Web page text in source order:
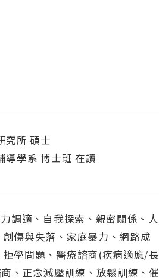
究所 碩士
導學系 博士班 在讀
調適、自我探索、親密關係、人
傷與失落、家庭暴力、網路成
學問題、醫療諮商(疾病適應/長
、正念減壓訓練、放鬆訓練、催